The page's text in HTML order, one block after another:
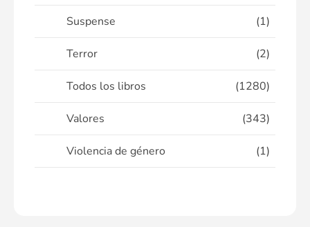
Suspense (1)
Terror (2)
Todos los libros (1280)
Valores (343)
Violencia de género (1)